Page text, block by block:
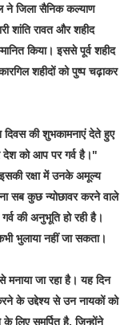
ने जिला सैनिक कल्याण
शांति रावत और शहीद
किया। इससे पूर्व शहीद
शहीदों को पुष्प चढ़ाकर
दिवस की शुभकामनाएं देते हुए
देश को आप पर गर्व है।"
इसकी रक्षा में उनके अमूल्य
सब कुछ न्योछावर करने वाले
की अनुभूति हो रही है।
भुलाया नहीं जा सकता।
जा रहा है। यह दिन
के उद्देश्य से उन नायकों को
लिए समर्पित है, जिन्होंने